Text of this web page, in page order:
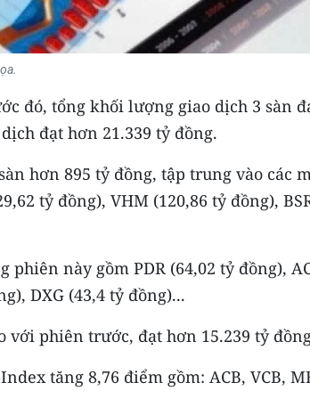
đó, tổng khối lượng giao dịch 3 sàn
đạt hơn 21.339 tỷ đồng.
hơn 895 tỷ đồng, tập trung vào các
tỷ đồng), VHM (120,86 tỷ đồng),
này gồm PDR (64,02 tỷ đồng),
DXG (43,4 tỷ đồng)...
với phiên trước, đạt hơn 15.239 tỷ
tăng 8,76 điểm gồm: ACB, VCB,